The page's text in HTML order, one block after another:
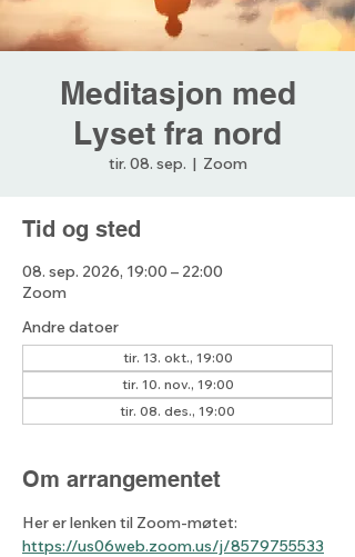
Meditasjon med
Lyset fra nord
tir. 08. sep.
  |
Zoom
Tid og sted
08. sep. 2026, 19:00 – 22:00
Zoom
Andre datoer
tir. 13. okt., 19:00
tir. 10. nov., 19:00
tir. 08. des., 19:00
Om arrangementet
Her er lenken til Zoom-møtet:
https://us06web.zoom.us/j/8579755533